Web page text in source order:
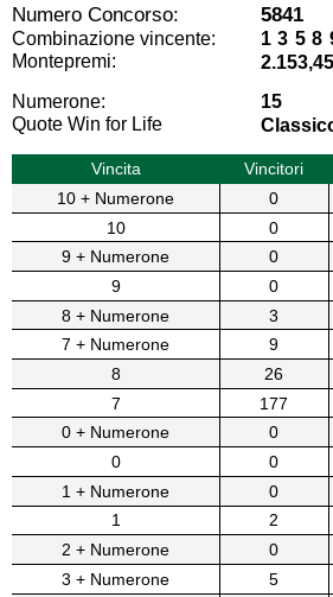
Numero Concorso: 5841
Combinazione vincente:
1 3 5 8
Montepremi:
Numerone:
15
Quote Win for Life
Vincita Vincitori
10 + Numerone
0
10
0
9 + Numerone
0
9
0
8 + Numerone
3
7 + Numerone
9
8
26
7
177
0 + Numerone
0
0
0
1 + Numerone
0
1
2
2 + Numerone
0
3 + Numerone
5